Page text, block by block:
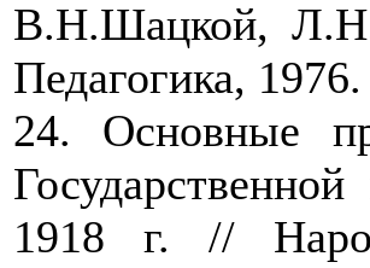
В.Н.Шацкой,
Педагогика,
24. Основные
1918 г. //